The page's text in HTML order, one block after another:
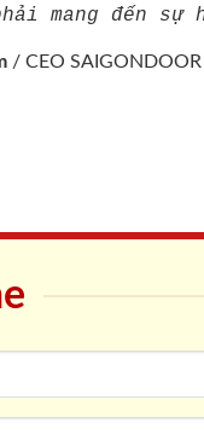
mang đến
/ CEO SAIGONDOOR